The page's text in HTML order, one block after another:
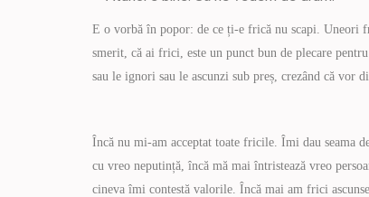
E o vorbă în popor: de ce ți-e frică nu scapi. Uneori
smerit, că ai frici, este un punct bun de plecare
sau le ignori sau le ascunzi sub preș, crezând că vor
Încă nu mi-am acceptat toate fricile. Îmi dau seama
cu vreo neputință, încă mă mai întristează vreo
cineva îmi contestă valorile. Încă mai am frici